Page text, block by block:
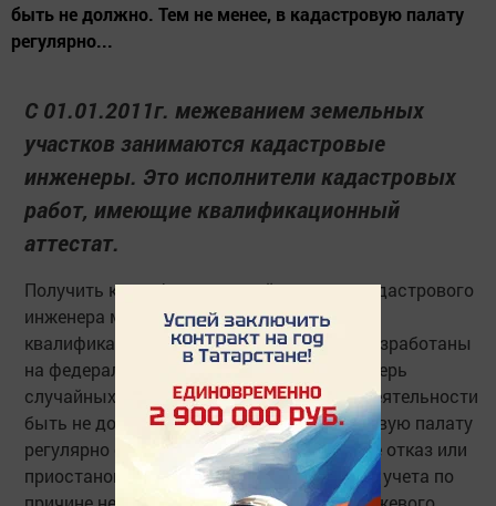
быть не должно. Тем не менее, в кадастровую палату
регулярно...
С 01.01.2011г. межеванием земельных
участков занимаются кадастровые
инженеры. Это исполнители кадастровых
работ, имеющие квалификационный
аттестат.
Получить квалификационный аттестат кадастрового
инженера можно после успешной сдачи
квалификационного экзамена, правила разработаны
на федеральном уровне. Казалось бы, теперь
случайных людей в сфере кадастровой деятельности
быть не должно. Тем не менее, в кадастровую палату
регулярно обращаются люди, получившие отказ или
приостановку в проведении кадастрового учета по